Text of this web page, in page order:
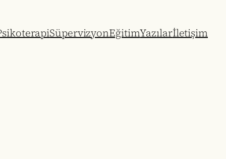
SüpervizyonEğitimYazılarİletişim